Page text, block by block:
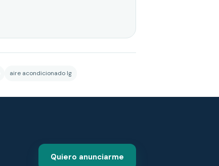
aire acondicionado lg
Quiero anunciarme